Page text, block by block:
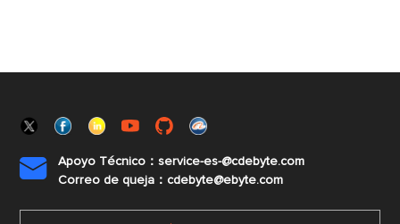

Apoyo Técnico：service-es-@cdebyte.com
Correo de queja：cdebyte@ebyte.com